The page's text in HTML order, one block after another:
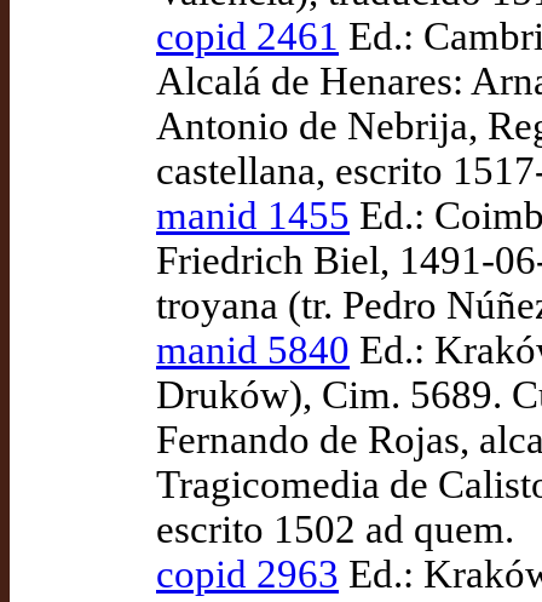
copid 2461 Ed.:
Alcalá de Henares:
Antonio de Nebrija,
castellana, escrito
manid 1455 Ed.:
Friedrich Biel, 1491-
troyana (tr. Pedro
manid 5840 Ed.:
Druków), Cim. 5689.
Fernando de Rojas,
Tragicomedia de
escrito 1502 ad quem.
copid 2963 Ed.: